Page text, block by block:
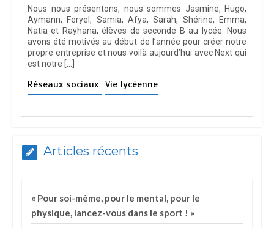
Nous nous présentons, nous sommes Jasmine, Hugo,
Aymann, Feryel, Samia, Afya, Sarah, Shérine, Emma,
Natia et Rayhana, élèves de seconde B au lycée. Nous
avons été motivés au début de l’année pour créer notre
propre entreprise et nous voilà aujourd’hui avec Next qui
est notre […]
Réseaux sociaux Vie lycéenne
Articles récents
« Pour soi-même, pour le mental, pour le
physique, lancez-vous dans le sport ! »